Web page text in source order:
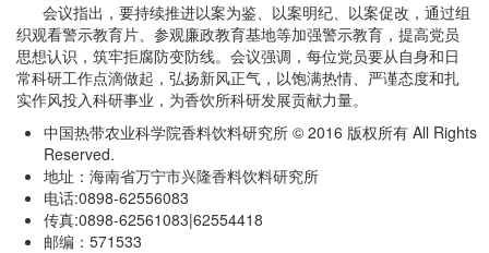
会议指出，要持续推进以案为鉴、以案明纪、以案促改，通过组
织观看警示教育片、参观廉政教育基地等加强警示教育，提高党员
思想认识，筑牢拒腐防变防线。会议强调，每位党员要从自身和日
常科研工作点滴做起，弘扬新风正气，以饱满热情、严谨态度和扎
实作风投入科研事业，为香饮所科研发展贡献力量。
中国热带农业科学院香料饮料研究所 © 2016 版权所有 All Rights
Reserved.
地址：海南省万宁市兴隆香料饮料研究所
电话:0898-62556083
传真:0898-62561083|62554418
邮编：571533